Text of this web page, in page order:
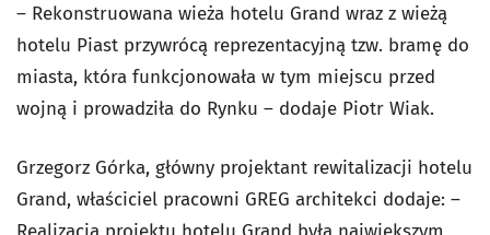
– Rekonstruowana wieża hotelu Grand wraz z wieżą
hotelu Piast przywrócą reprezentacyjną tzw. bramę do
miasta, która funkcjonowała w tym miejscu przed
wojną i prowadziła do Rynku – dodaje Piotr Wiak.
Grzegorz Górka, główny projektant rewitalizacji hotelu
Grand, właściciel pracowni GREG architekci dodaje: –